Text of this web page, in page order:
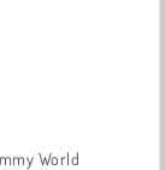
World